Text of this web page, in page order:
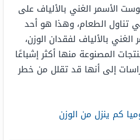
الأسمر الغني بالألياف على
تناول الطعام، وهذا هو أحد
بالألياف لفقدان الوزن،
المصنوعة منها أكثر إشباعًا
إلى أنها قد تقلل من خطر
كم ينزل من الوزن